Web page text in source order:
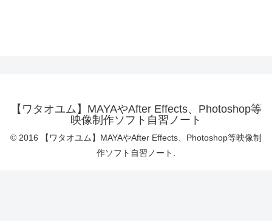
【ワタオユム】MAYAやAfter Effects、Photoshop等
映像制作ソフト自習ノート
© 2016 【ワタオユム】MAYAやAfter Effects、Photoshop等映像制
作ソフト自習ノート.